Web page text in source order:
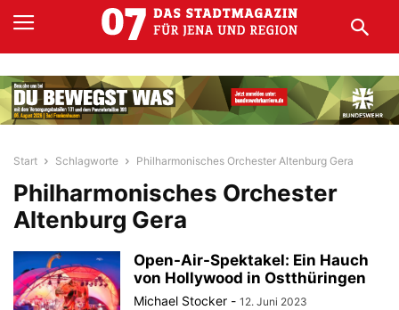
Start Schlagworte Philharmonisches Orchester Altenburg Gera
Philharmonisches Orchester
Altenburg Gera
Open-Air-Spektakel: Ein Hauch
von Hollywood in Ostthüringen
Michael Stocker - 12. Juni 2023